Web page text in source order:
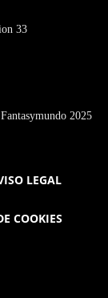
33
Fantasymundo 2025
LEGAL
COOKIES